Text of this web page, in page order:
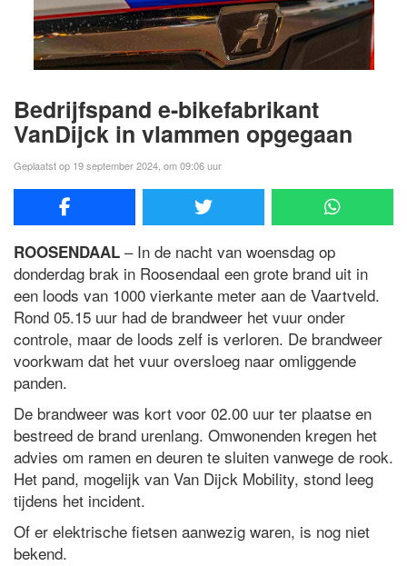
Bedrijfspand e-bikefabrikant
VanDijck in vlammen opgegaan
Geplaatst op 19 september 2024, om 09:06 uur
ROOSENDAAL – In de nacht van woensdag op
donderdag brak in Roosendaal een grote brand uit in
een loods van 1000 vierkante meter aan de Vaartveld.
Rond 05.15 uur had de brandweer het vuur onder
controle, maar de loods zelf is verloren. De brandweer
voorkwam dat het vuur oversloeg naar omliggende
panden.
De brandweer was kort voor 02.00 uur ter plaatse en
bestreed de brand urenlang. Omwonenden kregen het
advies om ramen en deuren te sluiten vanwege de rook.
Het pand, mogelijk van Van Dijck Mobility, stond leeg
tijdens het incident.
Of er elektrische fietsen aanwezig waren, is nog niet
bekend.